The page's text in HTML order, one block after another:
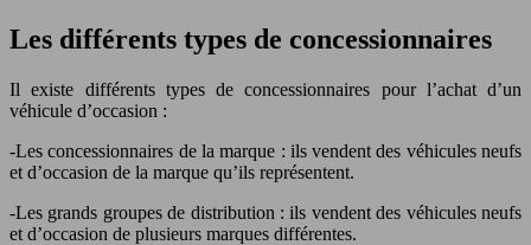
Les différents types de concessionnaires
Il existe différents types de concessionnaires pour l’achat d’un
véhicule d’occasion :
-Les concessionnaires de la marque : ils vendent des véhicules neufs
et d’occasion de la marque qu’ils représentent.
-Les grands groupes de distribution : ils vendent des véhicules neufs
et d’occasion de plusieurs marques différentes.